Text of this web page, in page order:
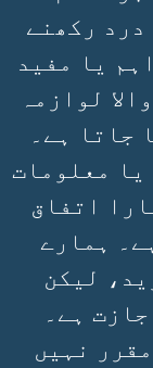
درد رکھنے
یا مفید
لوازمہ
جاتا ہے۔
یا معلومات
اتفاق
ہمارے
لیکن
ہے۔
نہیں